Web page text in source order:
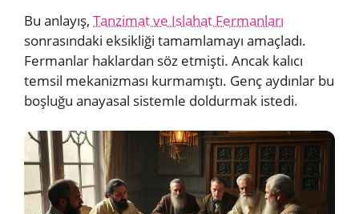
Bu anlayış, Tanzimat ve Islahat Fermanları
sonrasındaki eksikliği tamamlamayı amaçladı.
Fermanlar haklardan söz etmişti. Ancak kalıcı
temsil mekanizması kurmamıştı. Genç aydınlar bu
boşluğu anayasal sistemle doldurmak istedi.